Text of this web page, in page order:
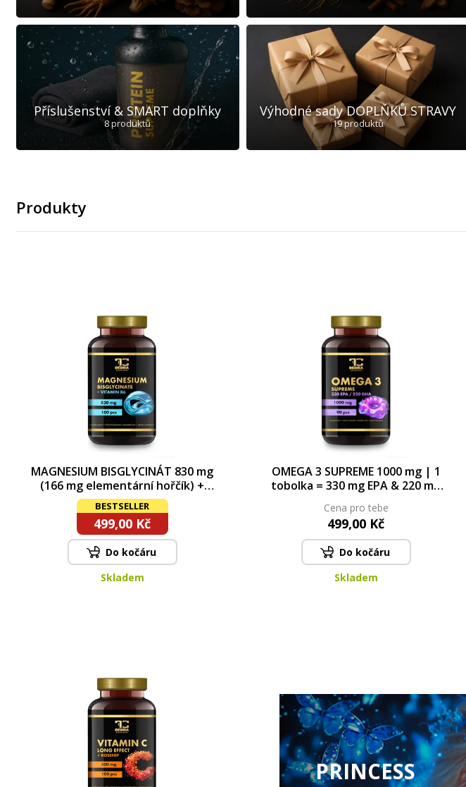
Příslušenství & SMART doplňky
8 produktů
Výhodné sady DOPLŇKŮ STRAVY
19 produktů
Produkty
MAGNESIUM BISGLYCINÁT 830 mg
(166 mg elementární hořčík) +
vitamín B6 P5P | vysoká
vstřebatelnost, nervy & energie
| 100 kapslí 94,5 g
BESTSELLER
499,00 Kč
Do kočáru
Skladem
OMEGA 3 SUPREME 1000 mg | 1
tobolka = 330 mg EPA & 220 mg
zrak | 90 kapslí | 122 g
Cena pro tebe
499,00 Kč
Do kočáru
Skladem
PRINCESS